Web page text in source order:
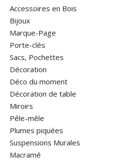
Accessoires en Bois
Bijoux
Marque-Page
Porte-clés
Sacs, Pochettes
Décoration
Déco du moment
Décoration de table
Miroirs
Pêle-mêle
Plumes piquées
Suspensions Murales
Macramé